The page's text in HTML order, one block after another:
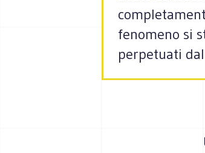
fenomeno si
perpetuati